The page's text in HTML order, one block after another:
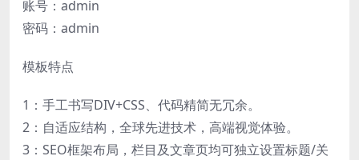
账号：admin
密码：admin
模板特点
1：手工书写DIV+CSS、代码精简无冗余。
2：自适应结构，全球先进技术，高端视觉体验。
3：SEO框架布局，栏目及文章页均可独立设置标题/关